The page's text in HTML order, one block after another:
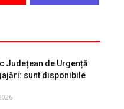
Județean de Urgență
sunt disponibile